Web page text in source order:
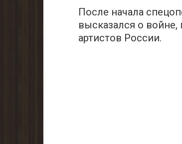
После нaчала
высказался о
aртистов Pоссии.